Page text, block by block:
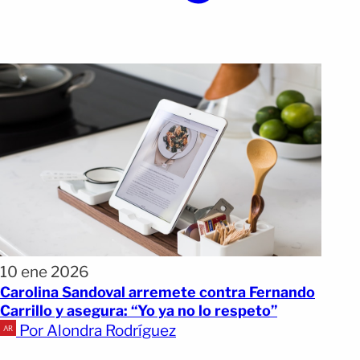
10 ene 2026
Carolina Sandoval arremete contra Fernando
Carrillo y asegura: “Yo ya no lo respeto”
Por Alondra Rodríguez